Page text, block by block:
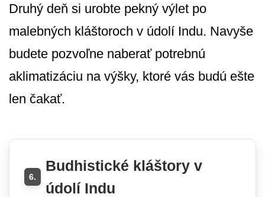
Druhý deň si urobte pekný výlet po
malebných kláštoroch v údolí Indu. Navyše
budete pozvoľne naberať potrebnú
aklimatizáciu na výšky, ktoré vás budú ešte
len čakať.
6.
Budhistické kláštory v
údolí Indu